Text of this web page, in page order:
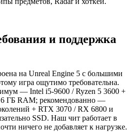
и поддержка
на Unreal Engine 5 с большими
игра ощутимо требовательна.
— Intel i5-9600 / Ryzen 5 3600 +
ГБ RAM; рекомендованно —
+ RTX 3070 / RX 6800 и
SSD. Наш чит работает в
ничего не добавляет к нагрузке.